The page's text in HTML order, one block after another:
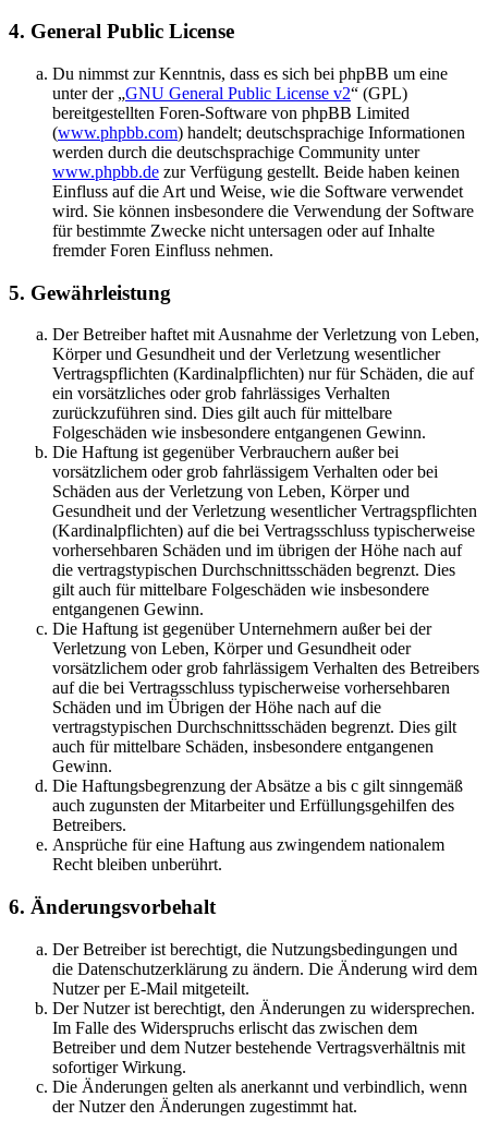
4. General Public License
Du nimmst zur Kenntnis, dass es sich bei phpBB um eine
unter der „GNU General Public License v2“ (GPL)
bereitgestellten Foren-Software von phpBB Limited
(www.phpbb.com) handelt; deutschsprachige Informationen
werden durch die deutschsprachige Community unter
www.phpbb.de zur Verfügung gestellt. Beide haben keinen
Einfluss auf die Art und Weise, wie die Software verwendet
wird. Sie können insbesondere die Verwendung der Software
für bestimmte Zwecke nicht untersagen oder auf Inhalte
fremder Foren Einfluss nehmen.
5. Gewährleistung
Der Betreiber haftet mit Ausnahme der Verletzung von Leben,
Körper und Gesundheit und der Verletzung wesentlicher
Vertragspflichten (Kardinalpflichten) nur für Schäden, die auf
ein vorsätzliches oder grob fahrlässiges Verhalten
zurückzuführen sind. Dies gilt auch für mittelbare
Folgeschäden wie insbesondere entgangenen Gewinn.
Die Haftung ist gegenüber Verbrauchern außer bei
vorsätzlichem oder grob fahrlässigem Verhalten oder bei
Schäden aus der Verletzung von Leben, Körper und
Gesundheit und der Verletzung wesentlicher Vertragspflichten
(Kardinalpflichten) auf die bei Vertragsschluss typischerweise
vorhersehbaren Schäden und im übrigen der Höhe nach auf
die vertragstypischen Durchschnittsschäden begrenzt. Dies
gilt auch für mittelbare Folgeschäden wie insbesondere
entgangenen Gewinn.
Die Haftung ist gegenüber Unternehmern außer bei der
Verletzung von Leben, Körper und Gesundheit oder
vorsätzlichem oder grob fahrlässigem Verhalten des Betreibers
auf die bei Vertragsschluss typischerweise vorhersehbaren
Schäden und im Übrigen der Höhe nach auf die
vertragstypischen Durchschnittsschäden begrenzt. Dies gilt
auch für mittelbare Schäden, insbesondere entgangenen
Gewinn.
Die Haftungsbegrenzung der Absätze a bis c gilt sinngemäß
auch zugunsten der Mitarbeiter und Erfüllungsgehilfen des
Betreibers.
Ansprüche für eine Haftung aus zwingendem nationalem
Recht bleiben unberührt.
6. Änderungsvorbehalt
Der Betreiber ist berechtigt, die Nutzungsbedingungen und
die Datenschutzerklärung zu ändern. Die Änderung wird dem
Nutzer per E-Mail mitgeteilt.
Der Nutzer ist berechtigt, den Änderungen zu widersprechen.
Im Falle des Widerspruchs erlischt das zwischen dem
Betreiber und dem Nutzer bestehende Vertragsverhältnis mit
sofortiger Wirkung.
Die Änderungen gelten als anerkannt und verbindlich, wenn
der Nutzer den Änderungen zugestimmt hat.